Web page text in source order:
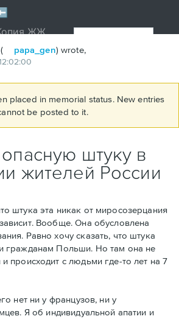
papa_gen) wrote,
placed in memorial status. New entries
be posted to it.
штуку в
жителей России
штука эта никак от миросозерцания
Вообще. Она обусловлена
Равно хочу сказать, что штука
гражданам Польши. Но там она не
и происходит с людьми где-то лет на 7
нет ни у французов, ни у
Я об индивидуальной апатии и